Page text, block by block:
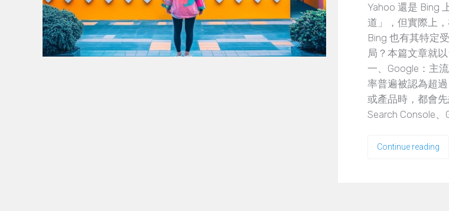
Yahoo 還是 Bing
道」，但實際上
Bing 也有其特定
局？本篇文章就
一、Google：主
率普遍被認為超
或產品時，都會
Search Console、
Continue reading